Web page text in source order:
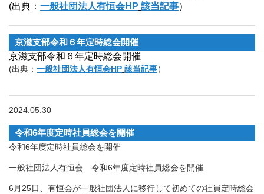
(出典： 一般社団法人有恒会HP 該当記事）
京滋支部令和６年定時総会開催
京滋支部令和６年定時総会開催
(出典： 一般社団法人有恒会HP 該当記事）
2024.05.30
令和6年度定時社員総会を開催
令和6年度定時社員総会を開催
一般社団法人有恒会 令和6年度定時社員総会を開催
6月25日、有恒会が一般社団法人に移行して初めての社員定時総会